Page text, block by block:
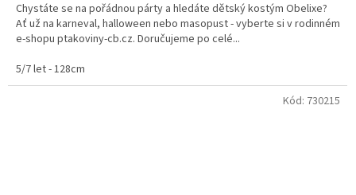
Chystáte se na pořádnou párty a hledáte dětský kostým Obelixe?
Ať už na karneval, halloween nebo masopust - vyberte si v rodinném
e-shopu ptakoviny-cb.cz. Doručujeme po celé...
5/7 let - 128cm
Kód: 730215